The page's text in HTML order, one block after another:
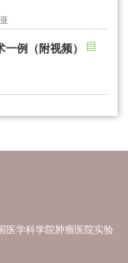
例（附视频）
医学科学院肿瘤医院实验